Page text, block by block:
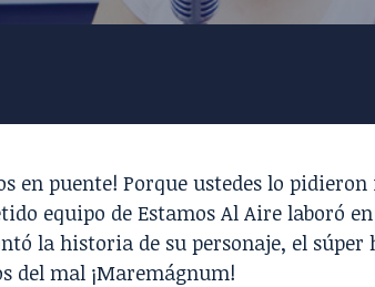
en puente! Porque ustedes lo
equipo de Estamos Al Aire laboró
la historia de su personaje, el súper
del mal ¡Maremágnum!